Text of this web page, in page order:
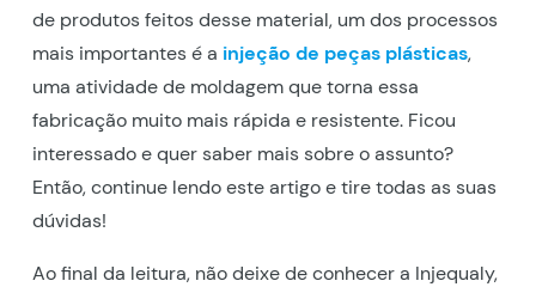
de produtos feitos desse material, um dos processos
mais importantes é a injeção de peças plásticas,
uma atividade de moldagem que torna essa
fabricação muito mais rápida e resistente. Ficou
interessado e quer saber mais sobre o assunto?
Então, continue lendo este artigo e tire todas as suas
dúvidas!
Ao final da leitura, não deixe de conhecer a Injequaly,